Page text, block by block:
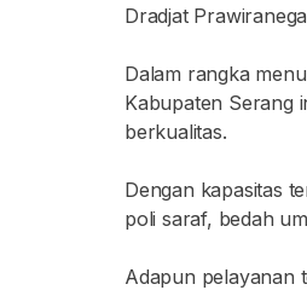
Dradjat
Dalam rangka
Kabupaten Serang
berkualitas.
Dengan kapasitas
poli saraf, bedah
Adapun pelayanan